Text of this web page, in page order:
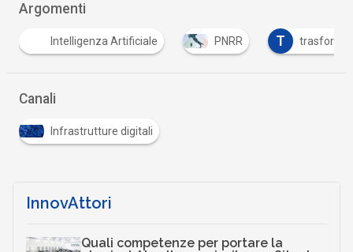
Argomenti
Intelligenza Artificiale PNRR T
Canali
Infrastrutture digitali
InnovAttori
Quali competenze per portare la